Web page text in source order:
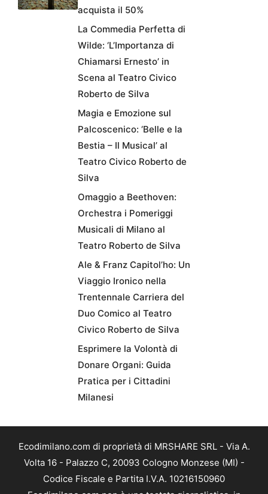
acquista il 50%
La Commedia Perfetta di
Wilde: ‘L’Importanza di
Chiamarsi Ernesto’ in
Scena al Teatro Civico
Roberto de Silva
Magia e Emozione sul
Palcoscenico: ‘Belle e la
Bestia – Il Musical’ al
Teatro Civico Roberto de
Silva
Omaggio a Beethoven:
Orchestra i Pomeriggi
Musicali di Milano al
Teatro Roberto de Silva
Ale & Franz Capitol’ho: Un
Viaggio Ironico nella
Trentennale Carriera del
Duo Comico al Teatro
Civico Roberto de Silva
Esprimere la Volontà di
Donare Organi: Guida
Pratica per i Cittadini
Milanesi
Ecodimilano.com di proprietà di MRSHARE SRL - Via A.
Volta 16 - Palazzo C, 20093 Cologno Monzese (MI) -
Codice Fiscale e Partita I.V.A. 10216150960